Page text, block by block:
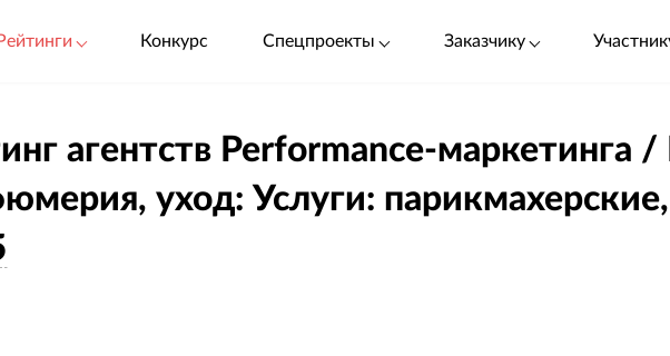
Конкурс Спецпроекты Заказчику
агентств Performance-маркетинга /
уход: Услуги: